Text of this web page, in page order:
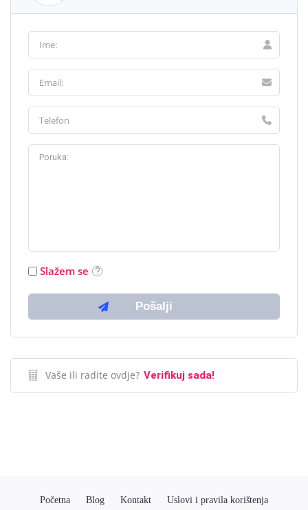
Slažem se
Vaše ili radite ovdje? Verifikuj sada!
Početna Blog Kontakt
Uslovi i pravila korištenja